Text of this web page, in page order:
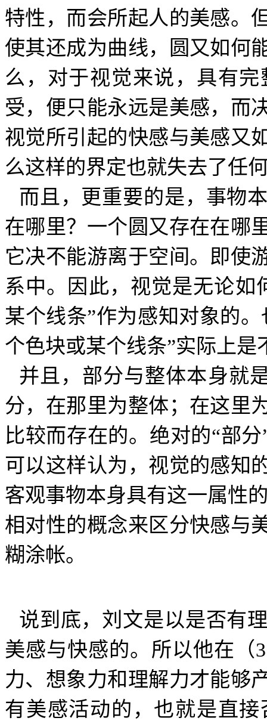
特性，而会所起人的美感。
使其还成为曲线，圆又如何
么，对于视觉来说，具有
受，便只能永远是美感，而
视觉所引起的快感与美感又
么这样的界定也就失去了任
而且，更重要的是，事物
在哪里？一个圆又存在在哪
它决不能游离于空间。即使
系中。因此，视觉是无论如
某个线条”作为感知对象的
个色块或某个线条”实际上是
并且，部分与整体本身就
分，在那里为整体；在这里
比较而存在的。绝对的“部
可以这样认为，视觉的感知
客观事物本身具有这一属性
相对性的概念来区分快感与
糊涂帐。
说到底，刘文是以是否有
美感与快感的。所以他在（3
力、想象力和理解力才能够
有美感活动的，也就是直